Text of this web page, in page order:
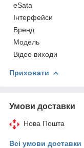
eSata
Інтерфейси
Бренд
Модель
Відео виходи
Приховати
Умови доставки
Нова Пошта
Всі умови доставки